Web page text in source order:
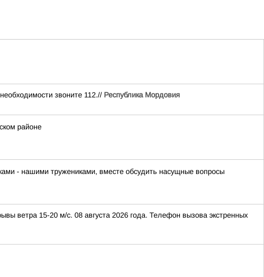
звоните 112.// Республика Мордовия
районе
- нашими тружениками, вместе обсудить насущные вопросы
ветра 15-20 м/с. 08 августа 2026 года. Телефон вызова экстренных